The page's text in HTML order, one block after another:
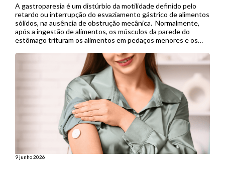
A gastroparesia é um distúrbio da motilidade definido pelo
retardo ou interrupção do esvaziamento gástrico de alimentos
sólidos, na ausência de obstrução mecânica. Normalmente,
após a ingestão de alimentos, os músculos da parede do
estômago trituram os alimentos em pedaços menores e os
Porém, quando se […]
9 junho 2026